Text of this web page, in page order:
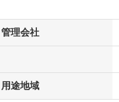
管理会社
用途地域